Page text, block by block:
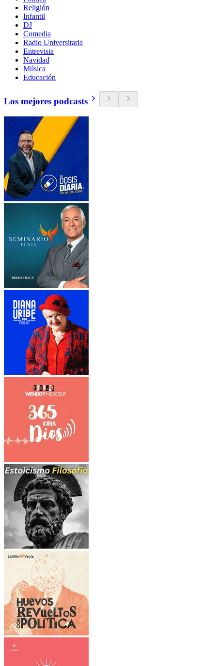
Religión
Infantil
DJ
Comedia
Radio Universitaria
Entrevista
Navidad
Música
Educación
Los mejores podcasts